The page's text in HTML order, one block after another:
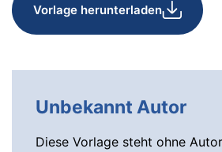
Vorlage herunterladen
Unbekannt Autor
Diese Vorlage steht ohne